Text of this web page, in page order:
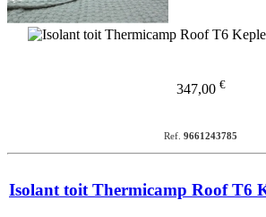
347,00 €
Ref. 9661243785
Isolant toit Thermicamp Roof T6